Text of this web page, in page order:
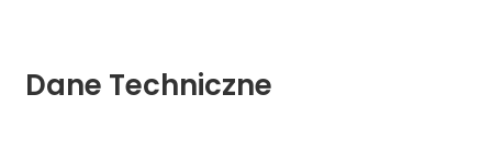
Dane Techniczne